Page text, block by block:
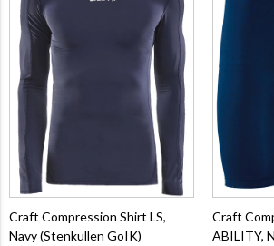
Craft Compression Shirt LS,
Navy (Stenkullen GoIK)
Craft
ABILITY,